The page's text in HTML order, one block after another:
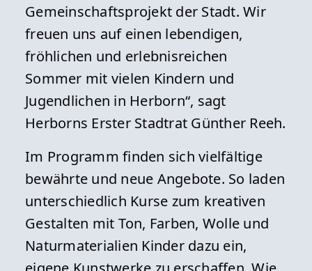
Gemeinschaftsprojekt der Stadt. Wir
freuen uns auf einen lebendigen,
fröhlichen und erlebnisreichen
Sommer mit vielen Kindern und
Jugendlichen in Herborn“, sagt
Herborns Erster Stadtrat Günther Reeh.
Im Programm finden sich vielfältige
bewährte und neue Angebote. So laden
unterschiedlich Kurse zum kreativen
Gestalten mit Ton, Farben, Wolle und
Naturmaterialien Kinder dazu ein,